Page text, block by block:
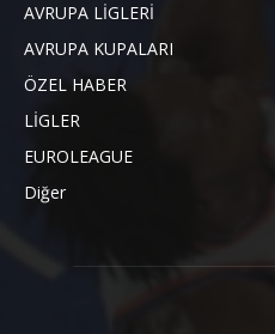
AVRUPA LİGLERİ
AVRUPA KUPALARI
ÖZEL HABER
LİGLER
EUROLEAGUE
Diğer